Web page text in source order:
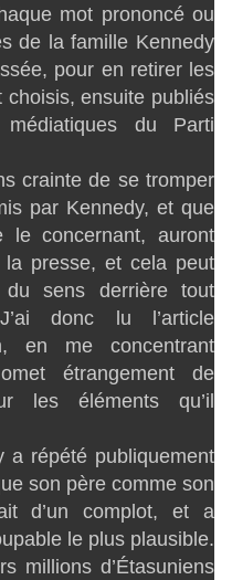
mot prononcé ou
de la famille Kennedy
pour en retirer les
ensuite publiés
du Parti
crainte de se tromper
par Kennedy, et que
le concernant, auront
presse, et cela peut
sens derrière tout
donc lu l’article
en me concentrant
étrangement de
les éléments qu’il
a répété publiquement
son père comme son
d’un complot, et a
le plus plausible.
millions d’Étasuniens